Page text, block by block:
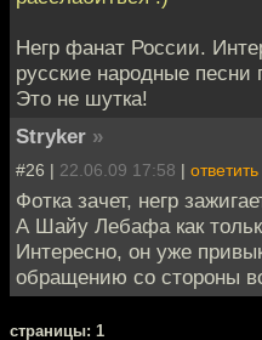
Негр фанат России.
русские народные песни
Это не шутка!
Stryker »
#26 | 22.06.09 17:58 | ответить
Фотка зачет, негр
А Шайу Лебафа как
Интересно, он уже
обращению со стороны
cтраницы: 1